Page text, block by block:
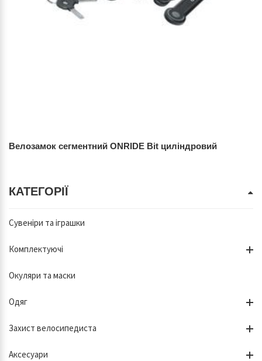
Велозамок сегментний ONRIDE Bit циліндровий
КАТЕГОРІЇ
Сувеніри та іграшки
Комплектуючі
Окуляри та маски
Одяг
Захист велосипедиста
Аксесуари